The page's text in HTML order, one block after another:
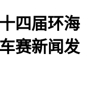
四届环海
赛新闻发